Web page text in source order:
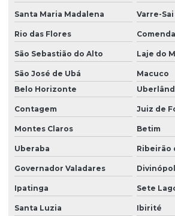
Manutenção preventiva de talha elétrica em
Manutenção preventiva em talhas elétricas
Modernização de ponte rolante
Montagem de barramento blindado
Montagem de caminho de rolamento
Montagem e desmontagem de ponte
Montagem de ponte rolante
Motor elétrico para ponte rolante
Motor para ponte rolante
Santa Maria Madalena Varre-Sai
Rio das Flores
São Sebastião do Alto Laje do
São José de Ubá
Macuco
Belo Horizonte
Contagem Juiz de
Montes Claros Betim
Uberaba Ribeirão
Governador Valadares
Ipatinga Sete
Santa Luzia Ibirité